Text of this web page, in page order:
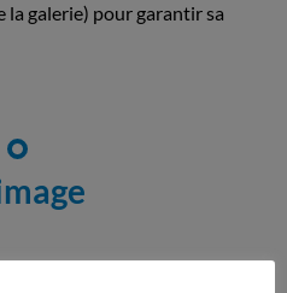
la galerie) pour garantir sa